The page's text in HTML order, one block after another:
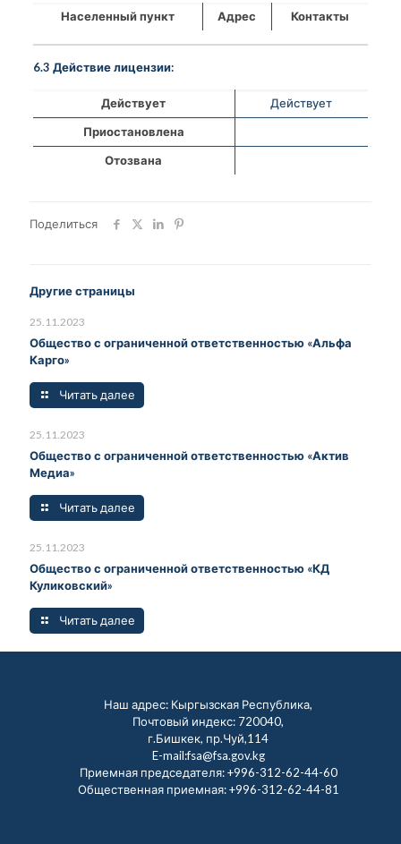
Населенный пункт Адрес Контакты
6.3 Действие лицензии:
Действует
Действует
Приостановлена
Отозвана
Поделиться
Другие страницы
25.11.2023
Общество с ограниченной ответственностью «Альфа
Карго»
Читать далее
25.11.2023
Общество с ограниченной ответственностью «Актив
Медиа»
Читать далее
25.11.2023
Общество с ограниченной ответственностью «КД
Куликовский»
Читать далее
Наш адрес: Кыргызская Республика,
Почтовый индекс: 720040,
г.Бишкек, пр.Чуй,114
E-mail:fsa@fsa.gov.kg
Приемная председателя:+996-312-62-44-60
Общественная приемная:+996-312-62-44-81